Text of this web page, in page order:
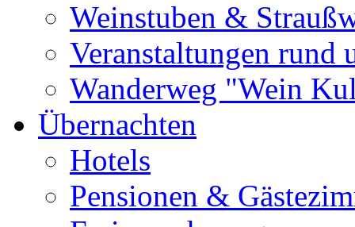
Weinstuben &
Veranstaltungen rund
Wanderweg "Wein
Übernachten
Hotels
Pensionen &